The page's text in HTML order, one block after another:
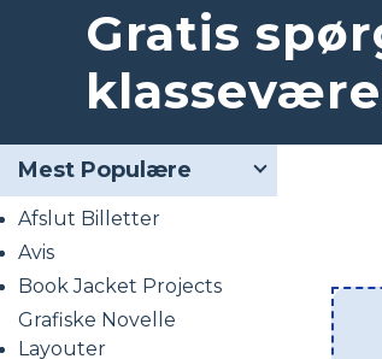
Gratis
Mest Populære
Afslut Billetter
Avis
Book Jacket Projects
Grafiske Novelle
Layouter